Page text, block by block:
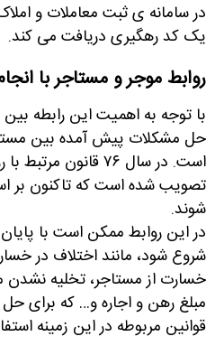
در سامانه ی ثبت معاملات و
یک کد رهگیری دریافت می کند.
روابط موجر و مستاجر با
با توجه به اهمیت این رابطه
حل مشکلات پیش آمده بین
است. در سال ۷۶
تصویب شده است که تاکنون بر
شوند.
در این روابط ممکن است با پایان
شروع شود، مانند اختلاف در
خسارت از مستاجر، تخلیه نشدن
مبلغ رهن و اجاره و… که برای
قوانین مربوطه در این زمینه